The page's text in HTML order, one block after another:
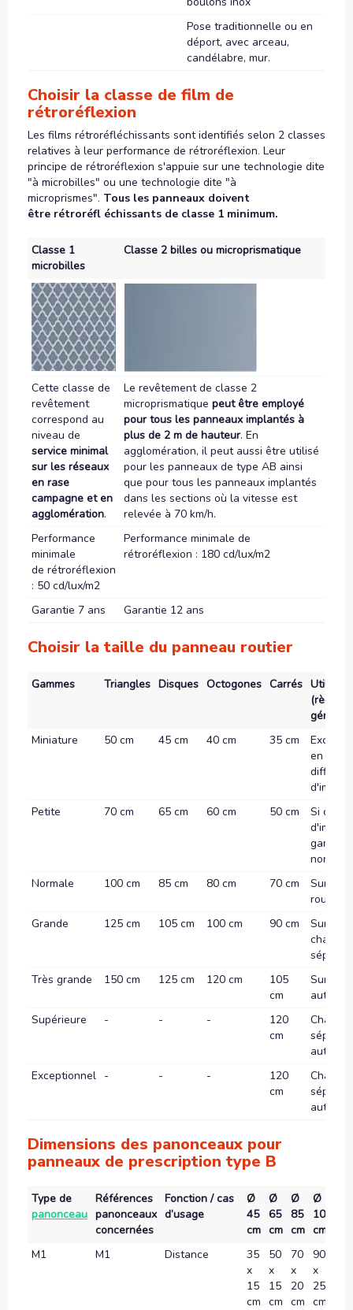
Pose traditionnelle ou en
déport, avec arceau,
candélabre, mur.
Choisir la classe de film de
rétroréflexion
Les films rétroréfléchissants sont identifiés selon 2 classes
relatives à leur performance de rétroréflexion. Leur
principe de rétroréflexion s'appuie sur une technologie dite
"à microbilles" ou une technologie dite "à
microprismes". Tous les panneaux doivent
être rétroréfl échissants de classe 1 minimum.
Classe 1
microbilles
Classe 2 billes ou microprismatique
Cette classe de
revêtement
correspond au
niveau de
service minimal
sur les réseaux
en rase
campagne et en
agglomération.
Le revêtement de classe 2
microprismatique peut être employé
pour tous les panneaux implantés à
plus de 2 m de hauteur. En
agglomération, il peut aussi être utilisé
pour les panneaux de type AB ainsi
que pour tous les panneaux implantés
dans les sections où la vitesse est
relevée à 70 km/h.
Performance
minimale
de rétroréflexion
: 50 cd/lux/m2
Performance minimale de
rétroréflexion : 180 cd/lux/m2
Garantie 7 ans Garantie 12 ans
Choisir la taille du panneau routier
Gammes Triangles Disques Octogones Carrés
(règle
Miniature
50 cm 45 cm 40 cm 35 cm
en ville
Petite
70 cm 65 cm 60 cm 50 cm
Si
gamme
normale
Normale
100 cm 85 cm 80 cm 70 cm
Sur
routes
Grande
125 cm 105 cm 100 cm 90 cm
Sur
Très grande
150 cm 125 cm 120 cm
105
cm
Sur
Supérieure
- - -
120
cm
Exceptionnel - - -
120
cm
Dimensions des panonceaux pour
panneaux de prescription type B
Type de
panonceau
Références
panonceaux
concernées
Fonction / cas
d’usage
Ø
45
cm
Ø
65
cm
Ø
85
cm
Ø
105
cm
M1
M1 Distance
35
x
15
cm
50
x
15
cm
70
x
20
cm
90
x
25
cm